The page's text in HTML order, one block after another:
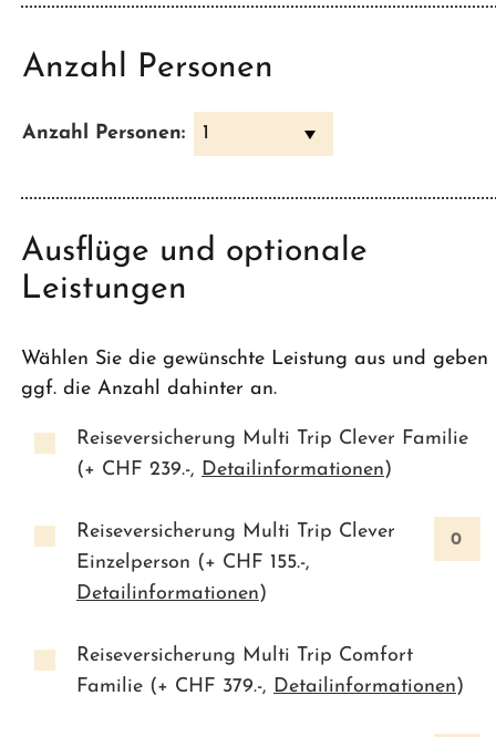
Anzahl Personen
Anzahl Personen: 1
Ausflüge und optionale
Leistungen
Wählen Sie die gewünschte Leistung aus und geben
ggf. die Anzahl dahinter an.
Reiseversicherung Multi Trip Clever Familie
(+ CHF 239.-, Detailinformationen)
Reiseversicherung Multi Trip Clever
Einzelperson (+ CHF 155.-,
Detailinformationen)
Reiseversicherung Multi Trip Comfort
Familie (+ CHF 379.-, Detailinformationen)